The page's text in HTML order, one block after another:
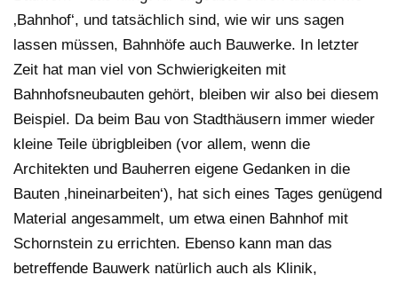
‚Bahnhof‘, und tatsächlich sind, wie wir uns sagen
lassen müssen, Bahnhöfe auch Bauwerke. In letzter
Zeit hat man viel von Schwierigkeiten mit
Bahnhofsneubauten gehört, bleiben wir also bei diesem
Beispiel. Da beim Bau von Stadthäusern immer wieder
kleine Teile übrigbleiben (vor allem, wenn die
Architekten und Bauherren eigene Gedanken in die
Bauten ‚hineinarbeiten‘), hat sich eines Tages genügend
Material angesammelt, um etwa einen Bahnhof mit
Schornstein zu errichten. Ebenso kann man das
betreffende Bauwerk natürlich auch als Klinik,